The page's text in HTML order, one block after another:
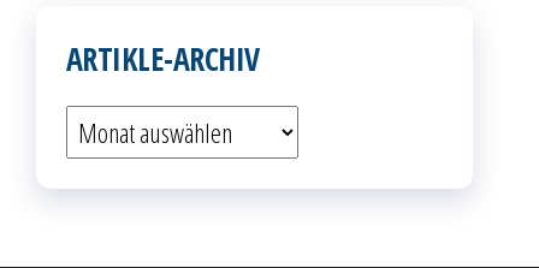
ARTIKLE-ARCHIV
Artikle-